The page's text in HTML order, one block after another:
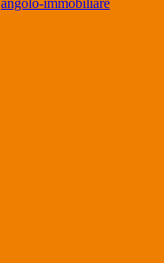
angolo-immobiliare